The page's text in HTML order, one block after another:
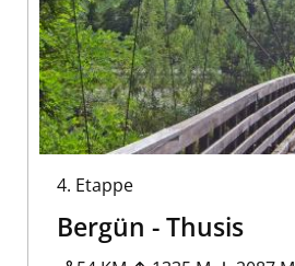
4. Etappe
Bergün - Thusis